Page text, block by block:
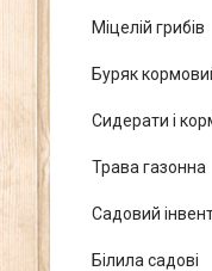
Міцелій грибів
Буряк
Сидерати і
Трава газонна
Садовий
Білила садові